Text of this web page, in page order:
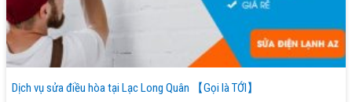
Dịch vụ sửa điều hòa tại Lạc Long Quân 【Gọi là TỚI】